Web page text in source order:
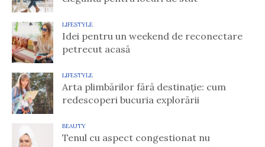
LIFESTYLE
Idei pentru un weekend de reconectare
petrecut acasă
LIFESTYLE
Arta plimbărilor fără destinație: cum
redescoperi bucuria explorării
BEAUTY
Tenul cu aspect congestionat nu